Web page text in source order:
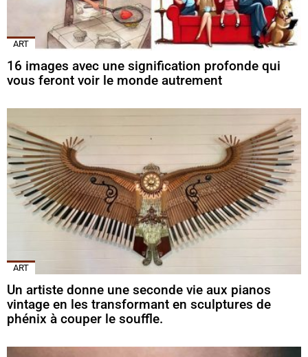
ART
16 images avec une signification profonde qui
vous feront voir le monde autrement
ART
Un artiste donne une seconde vie aux pianos
vintage en les transformant en sculptures de
phénix à couper le souffle.